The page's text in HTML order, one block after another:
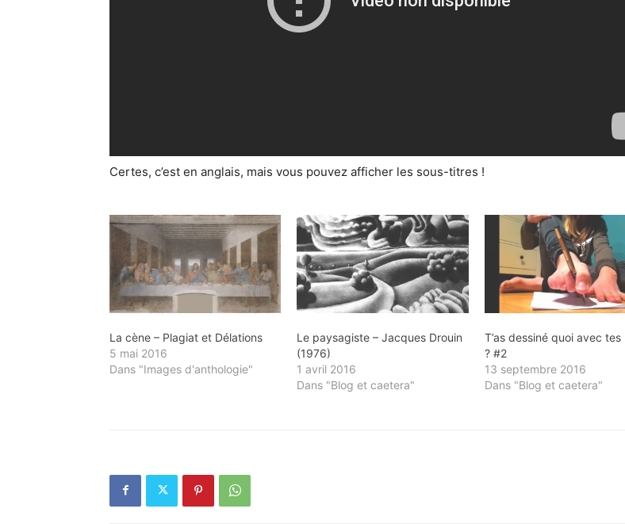
Certes, c’est en anglais, mais vous pouvez afficher les sous-titres !
La cène – Plagiat et Délations
5 mai 2016
Dans "Images d'anthologie"
Le paysagiste – Jacques Drouin
(1976)
1 avril 2016
Dans "Blog et caetera"
T’as dessiné quoi avec tes
? #2
13 septembre 2016
Dans "Blog et caetera"